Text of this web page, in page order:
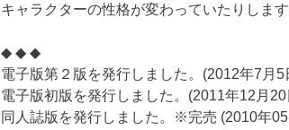
キャラクターの性格が変わっていたりします
◆ ◆ ◆
電子版第２版を発行しました。(2012年7月5
電子版初版を発行しました。(2011年12月20
同人誌版を発行しました。※完売 (2010年